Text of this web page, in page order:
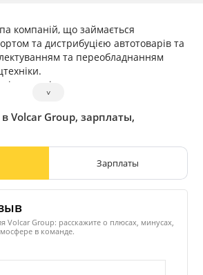
компаній, що займається
та дистрибуцією автотоварів та
та переобладнанням
виробництво та дистрибуція
обладнання для позашляховиків
агенція.
міжнародним партнером, який
та ефективні рішення, якісно їх
своєчасні поставки
сталому розвитку наших
˅
Volcar Group, зарплаты,
Зарплаты
Volcar Group: расскажите о плюсах, минусах,
в команде.